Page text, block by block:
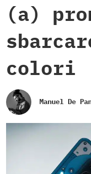
(a)
colori
Manuel De